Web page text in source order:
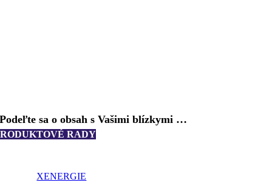
Podeľte sa o obsah s Vašimi blízkymi …
RADY
XENERGIE